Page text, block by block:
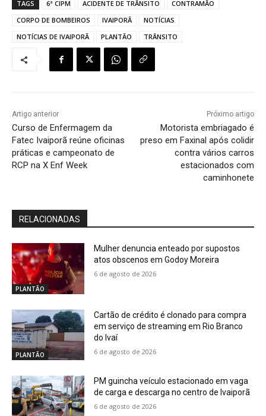
TAGS 6ª CIPM ACIDENTE DE TRÂNSITO
CONTRAMÃO
CORPO DE BOMBEIROS
IVAIPORÃ
NOTÍCIAS
NOTÍCIAS DE IVAIPORÃ
PLANTÃO TRÂNSITO
Artigo anterior
Curso de Enfermagem da
Fatec Ivaiporã reúne oficinas
práticas e campeonato de
RCP na X Enf Week
Próximo artigo
Motorista embriagado é
preso em Faxinal após colidir
contra vários carros
estacionados com
caminhonete
RELACIONADAS
PLANTÃO
Mulher denuncia enteado por supostos
atos obscenos em Godoy Moreira
6 de agosto de 2026
PLANTÃO
Cartão de crédito é clonado para compra
em serviço de streaming em Rio Branco
do Ivaí
6 de agosto de 2026
PM guincha veículo estacionado em vaga
de carga e descarga no centro de Ivaiporã
6 de agosto de 2026